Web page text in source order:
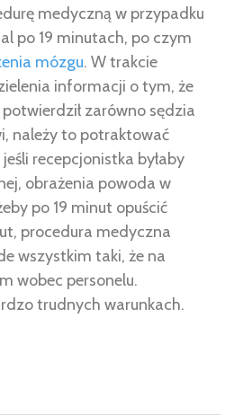
medyczną w przypadku
po 19 minutach, po czym
mózgu. W trakcie
informacji o tym, że
zarówno sędzia
należy to potraktować
recepcjonistka byłaby
obrażenia powoda w
po 19 minut opuścić
procedura medyczna
wszystkim taki, że na
wobec personelu.
trudnych warunkach.